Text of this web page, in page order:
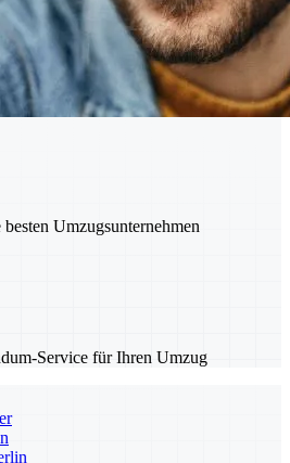
Umzugsunternehmen
Service für Ihren Umzug